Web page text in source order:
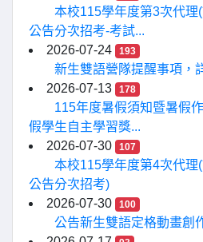
本校115學年度第3次代理
公告分次招考-考試...
2026-07-24
193
新生雙語營隊提醒事項，
2026-07-13
178
115年度暑假須知暨暑假
假學生自主學習獎...
2026-07-30
107
本校115學年度第4次代理
公告分次招考)
2026-07-30
100
公告新生雙語定格動畫創